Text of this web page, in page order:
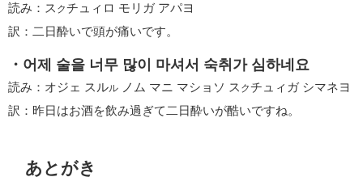
読み：ス クチュィロ モリガ アパヨ
訳：二日酔いで頭が痛いです。
・어제 술을 너무 많이 마셔서 숙취가 심하네요
読み：オジェ スルル ノム マニ マショソ ス クチュィガ シマネヨ
訳：昨日はお酒を飲み過ぎて二日酔いが酷いですね。
あとがき